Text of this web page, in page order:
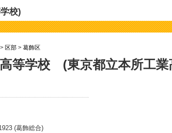
校)
> 区部 > 葛飾区
等学校 (東京都立本所工業
(葛飾総合)